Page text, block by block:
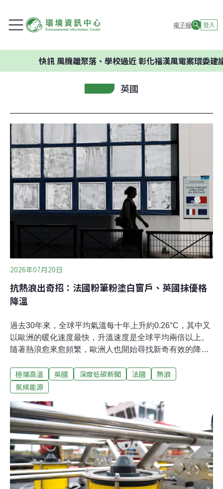
電子報 登入
風機離聚落、學校過近 彰化福漢風電案環委建議不應開發
英國
2026年07月20日
抗熱浪出奇招：法國粉筆粉塗白窗戶、英國抹優格
降溫
過去30年來，全球平均氣溫每十年上升約0.26°C，其中又
以歐洲的暖化速度最快，升溫速度是全球平均兩倍以上。
隨著熱浪愈來愈頻繁，歐洲人也開始尋找新奇有效的降溫
眾開始用白色粉筆粉窗戶降溫，甚至引發搶購潮。近年，
更有英國研究人員發現把希臘優格抹上玻璃能有效降溫，
搶碎粉筆據《BBC》報導，今年夏天，法國多處氣溫突破
40°C，一種原本用來清潔櫥窗與製作塗料的白堊粉，又稱
「默東白粉」（Blanc de Meudon）突然爆紅，甚至賣到
缺貨。根據知名國際科技媒體網站《Tom’s Guide》，以
前的工匠和家庭會用白堊粉來打磨玻璃、大理石和銀器，
或是作為油漆和批土的基底。此外，白堊粉也會被塗在溫
室上頭，以減少烈日曝曬。白堊粉主要成分是碳酸鈣
極端高溫 英國 深度低碳新聞 法國
熱浪
氣候能源